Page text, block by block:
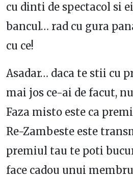
cu dinti de spectacol si
bancul… rad cu gura
cu ce!
Asadar… daca te stii cu
mai jos ce-ai de facut,
Faza misto este ca
Re-Zambeste este
premiul tau te poti
face cadou unui